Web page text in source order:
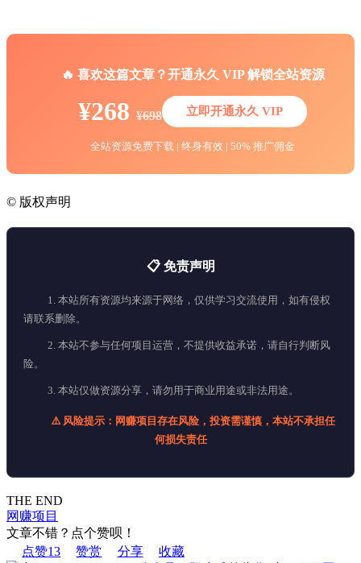
🔥 喜欢这篇文章？开通永久 VIP 解锁全站资源
¥268 ¥698 立即开通永久 VIP
全站资源免费下载 | 终身有效 | 50% 推广佣金
© 版权声明
📋 免责声明
1. 本站所有资源均来源于网络，仅供学习交流使用，如有侵权
请联系删除。
2. 本站不参与任何项目运营，不提供收益承诺，请自行判断风
险。
3. 本站仅做资源分享，请勿用于商业用途或非法用途。
⚠️ 风险提示：网赚项目存在风险，投资需谨慎，本站不承担任
何损失责任
THE END
网赚项目
文章不错？点个赞呗！
点赞13 赞赏 分享 收藏